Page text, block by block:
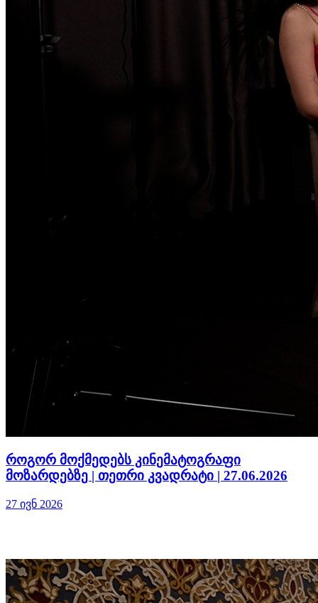
როგორ მოქმედებს კინემატოგრაფი
მოზარდებზე | თეთრი კვადრატი | 27.06.2026
27 ივნ 2026